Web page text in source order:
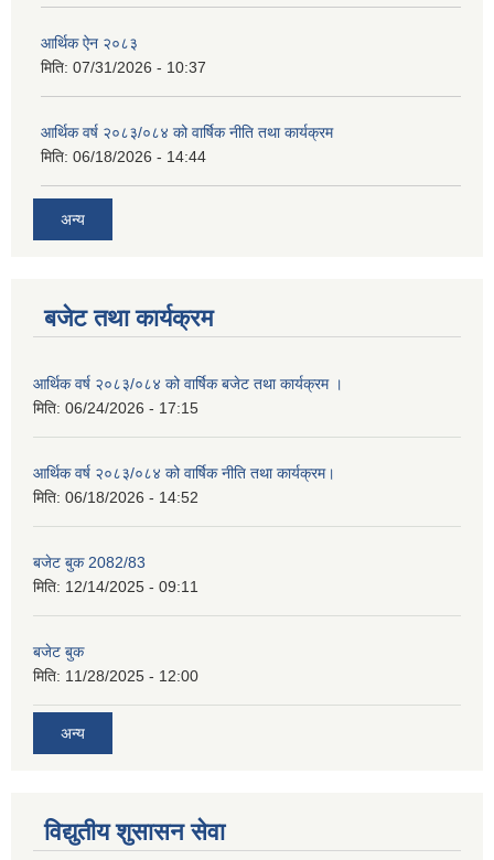
आर्थिक ऐन २०८३
मिति: 07/31/2026 - 10:37
आर्थिक वर्ष २०८३/०८४ को वार्षिक नीति तथा कार्यक्रम
मिति: 06/18/2026 - 14:44
अन्य
बजेट तथा कार्यक्रम
आर्थिक वर्ष २०८३/०८४ को वार्षिक बजेट तथा कार्यक्रम ।
मिति: 06/24/2026 - 17:15
आर्थिक वर्ष २०८३/०८४ को वार्षिक नीति तथा कार्यक्रम।
मिति: 06/18/2026 - 14:52
बजेट बुक 2082/83
मिति: 12/14/2025 - 09:11
बजेट बुक
मिति: 11/28/2025 - 12:00
अन्य
विद्युतीय शुसासन सेवा